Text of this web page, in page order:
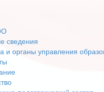
сведения
и органы управления